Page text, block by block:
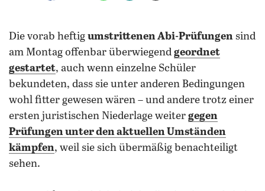
Die vorab heftig umstrittenen Abi-Prüfungen sind
am Montag offenbar überwiegend geordnet
gestartet, auch wenn einzelne Schüler
bekundeten, dass sie unter anderen Bedingungen
wohl fitter gewesen wären – und andere trotz einer
ersten juristischen Niederlage weiter gegen
Prüfungen unter den aktuellen Umständen
kämpfen, weil sie sich übermäßig benachteiligt
sehen.